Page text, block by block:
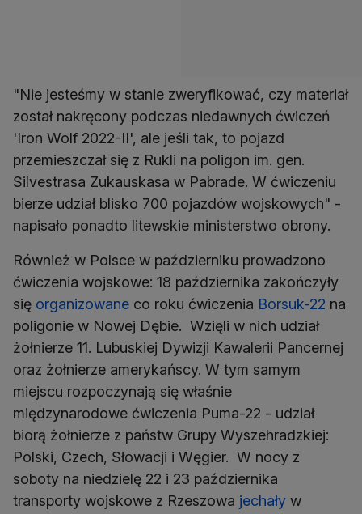
"Nie jesteśmy w stanie zweryfikować, czy materiał
został nakręcony podczas niedawnych ćwiczeń
'Iron Wolf 2022-II', ale jeśli tak, to pojazd
przemieszczał się z Rukli na poligon im. gen.
Silvestrasa Zukauskasa w Pabrade. W ćwiczeniu
bierze udział blisko 700 pojazdów wojskowych" -
napisało ponadto litewskie ministerstwo obrony.
Również w Polsce w październiku prowadzono
ćwiczenia wojskowe: 18 października zakończyły
się organizowane co roku ćwiczenia Borsuk-22 na
poligonie w Nowej Dębie. Wzięli w nich udział
żołnierze 11. Lubuskiej Dywizji Kawalerii Pancernej
oraz żołnierze amerykańscy. W tym samym
miejscu rozpoczynają się właśnie
międzynarodowe ćwiczenia Puma-22 - udział
biorą żołnierze z państw Grupy Wyszehradzkiej:
Polski, Czech, Słowacji i Węgier. W nocy z
soboty na niedzielę 22 i 23 października
transporty wojskowe z Rzeszowa jechały w